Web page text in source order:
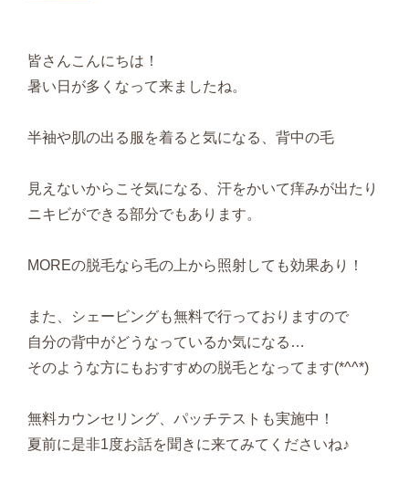
皆さんこんにちは！
暑い日が多くなって来ましたね。
半袖や肌の出る服を着ると気になる、背中の毛
見えないからこそ気になる、汗をかいて痒みが出たり
ニキビができる部分でもあります。
MOREの脱毛なら毛の上から照射しても効果あり！
また、シェービングも無料で行っておりますので
自分の背中がどうなっているか気になる…
そのような方にもおすすめの脱毛となってます(*^^*)
無料カウンセリング、パッチテストも実施中！
夏前に是非1度お話を聞きに来てみてくださいね♪